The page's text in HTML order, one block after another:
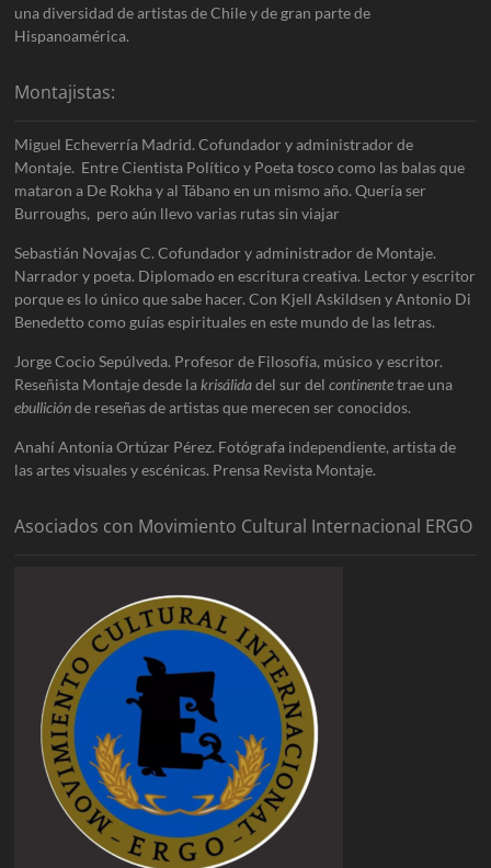
una diversidad de artistas de Chile y de gran parte de
Hispanoamérica.
Montajistas:
Miguel Echeverría Madrid. Cofundador y administrador de
Montaje. Entre Cientista Político y Poeta tosco como las balas que
mataron a De Rokha y al Tábano en un mismo año. Quería ser
Burroughs, pero aún llevo varias rutas sin viajar
Sebastián Novajas C. Cofundador y administrador de Montaje.
Narrador y poeta. Diplomado en escritura creativa. Lector y escritor
porque es lo único que sabe hacer. Con Kjell Askildsen y Antonio Di
Benedetto como guías espirituales en este mundo de las letras.
Jorge Cocio Sepúlveda. Profesor de Filosofía, músico y escritor.
Reseñista Montaje desde lakrisálidadel sur delcontinentetrae una
ebulliciónde reseñas de artistas que merecen ser conocidos.
Anahí Antonia Ortúzar Pérez. Fotógrafa independiente, artista de
las artes visuales y escénicas. Prensa Revista Montaje.
Asociados con Movimiento Cultural Internacional ERGO